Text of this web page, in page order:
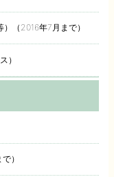
（2016年7月まで）
）
）